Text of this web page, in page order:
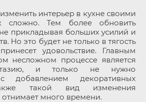
интерьер в кухне своими
сложно. Тем более обновить
прикладывая больших усилий и
Но это будет не только в тягость
удовольствие. Главным
несложном процессе является
и только не нужно
добавлением декоративных
такой вид изменения
отнимает много времени.